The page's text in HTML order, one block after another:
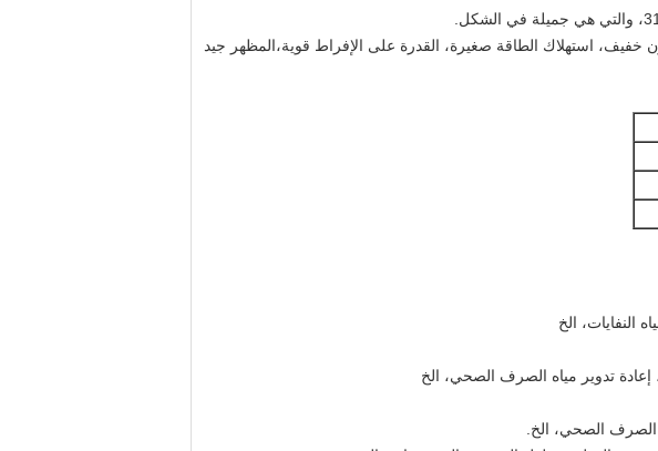
خفيف، استهلاك الطاقة صغيرة، القدرة على الإفراط قوية،المظهر جيد